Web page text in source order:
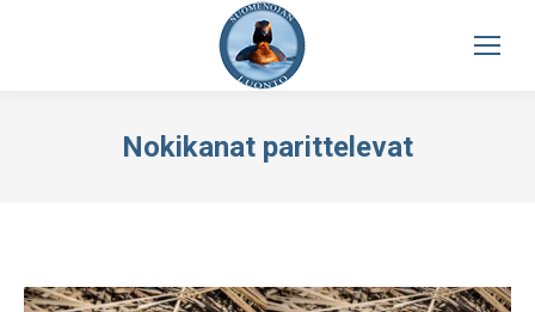
Nokikanat parittelevat